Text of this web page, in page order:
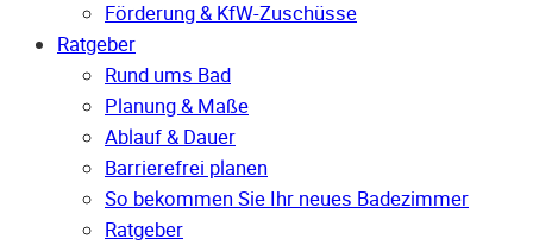
Förderung & KfW-Zuschüsse
Ratgeber
Rund ums Bad
Planung & Maße
Ablauf & Dauer
Barrierefrei planen
So bekommen Sie Ihr neues Badezimmer
Ratgeber